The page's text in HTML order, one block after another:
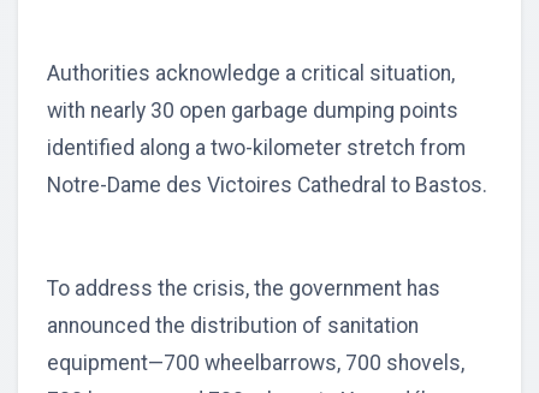
Authorities acknowledge a critical situation,
with nearly 30 open garbage dumping points
identified along a two-kilometer stretch from
Notre-Dame des Victoires Cathedral to Bastos.
To address the crisis, the government has
announced the distribution of sanitation
equipment—700 wheelbarrows, 700 shovels,